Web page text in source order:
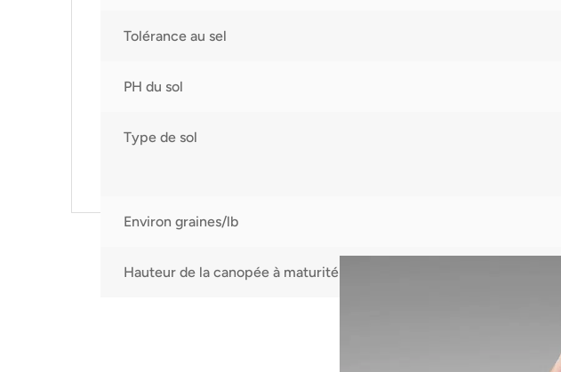
Tolérance au sel
PH du sol
Type de sol
Environ graines/lb
Hauteur de la canopée à maturité